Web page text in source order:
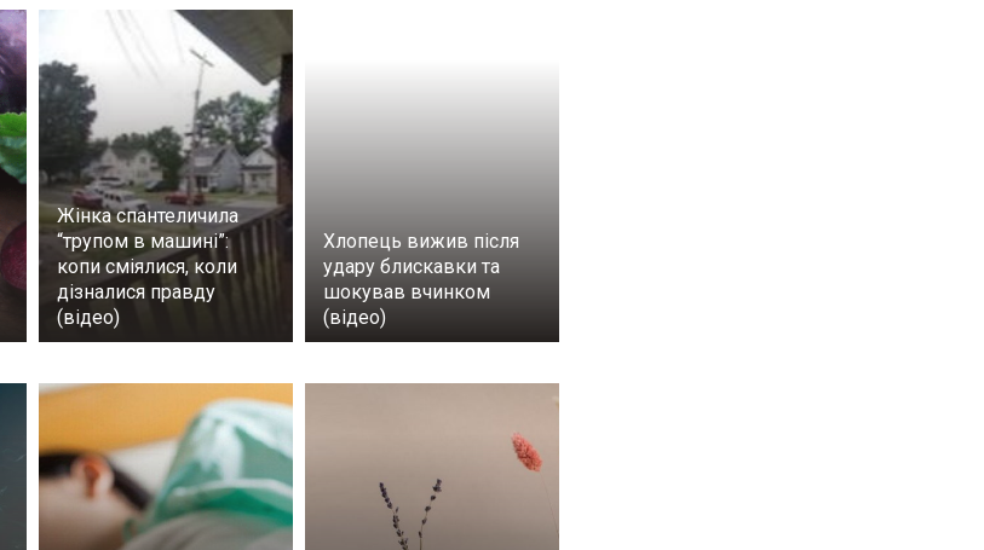
Жінка спантеличила
“трупом в машині”:
копи сміялися, коли
дізналися правду
(відео)
Хлопець вижив після
удару блискавки та
шокував вчинком
(відео)